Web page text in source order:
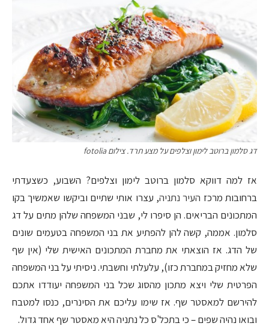
דג סלמון ברוטב לימון וצלפים על מצע תרד. צילום fotolia
אז למה דווקא סלמון ברוטב לימון וצלפים? השבוע, כשצעדתי
ברחובות מרכז העיר נתניה, עצרו אותי שתיים וביקשו שאמשיך בקו
המתכונים הבריאים. הן סיפרו לי, שבני המשפחה שלהן מתים על דג
סלמון. אממה, קשה להן להפתיע את בני המשפחה בטעמים שונים
של הדג. אז הוצאתי את מחברת המתכונים האישית שלי (אין שף
שלא מחזיק במחברת כזו), עלעלתי וחשבתי. ניסיתי על בני המשפחה
הפרטית שלי ויצא מתכון מהסוג שכל בני המשפחה יעודדו אתכם
להירשם למאסטר שף. אז שימו עליכם את הסינרים, כנסו למטבח
ובואו נהיה שפים – כי בתכל'ס כל נתניה היא מאסטר שף אחד גדול.